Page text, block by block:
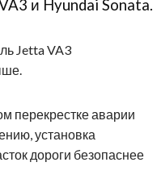
и Hyundai Sonata.
Jetta VA3
перекрестке аварии
установка
дороги безопаснее